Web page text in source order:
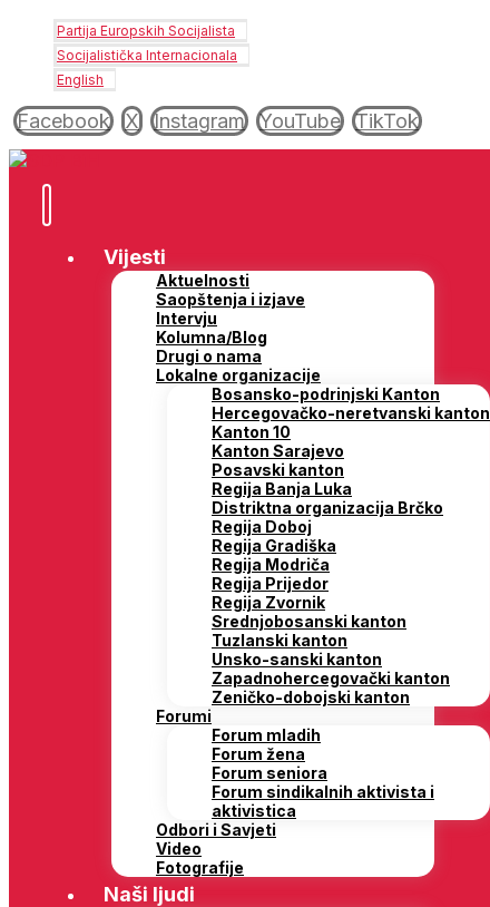
Partija Europskih Socijalista
Socijalistička Internacionala
English
Facebook X Instagram YouTube TikTok
Vijesti
Aktuelnosti
Saopštenja i izjave
Intervju
Kolumna/Blog
Drugi o nama
Lokalne organizacije
Bosansko-podrinjski Kanton
Hercegovačko-neretvanski kanton
Kanton 10
Kanton Sarajevo
Posavski kanton
Regija Banja Luka
Distriktna organizacija Brčko
Regija Doboj
Regija Gradiška
Regija Modriča
Regija Prijedor
Regija Zvornik
Srednjobosanski kanton
Tuzlanski kanton
Unsko-sanski kanton
Zapadnohercegovački kanton
Zeničko-dobojski kanton
Forumi
Forum mladih
Forum žena
Forum seniora
Forum sindikalnih aktivista i
aktivistica
Odbori i Savjeti
Video
Fotografije
Naši ljudi